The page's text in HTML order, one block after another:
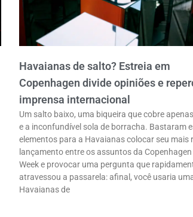
Havaianas de salto? Estreia em
Copenhagen divide opiniões e
imprensa internacional
Um salto baixo, uma biqueira que cobre
e a inconfundível sola de borracha. Bastaram
elementos para a Havaianas colocar seu mais
lançamento entre os assuntos da
Week e provocar uma pergunta que
atravessou a passarela: afinal, você usaria
Havaianas de